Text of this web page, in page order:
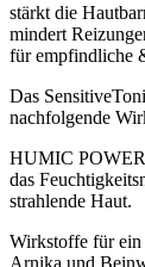
stärkt die
mindert
für empfindliche
Das
nachfolgende
HUMIC POWER
das
strahlende Haut.
Wirkstoffe für ein
Arnika und